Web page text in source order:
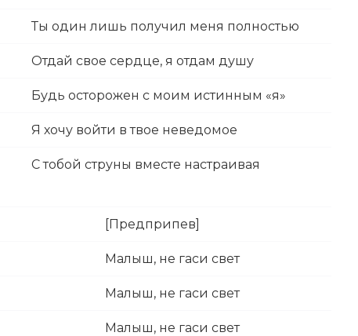
Ты один лишь получил меня полностью
Отдай свое сердце, я отдам душу
Будь осторожен с моим истинным «я»
Я хочу войти в твое неведомое
С тобой струны вместе настраивая
[Предприпев]
Малыш, не гаси свет
Малыш, не гаси свет
Малыш, не гаси свет